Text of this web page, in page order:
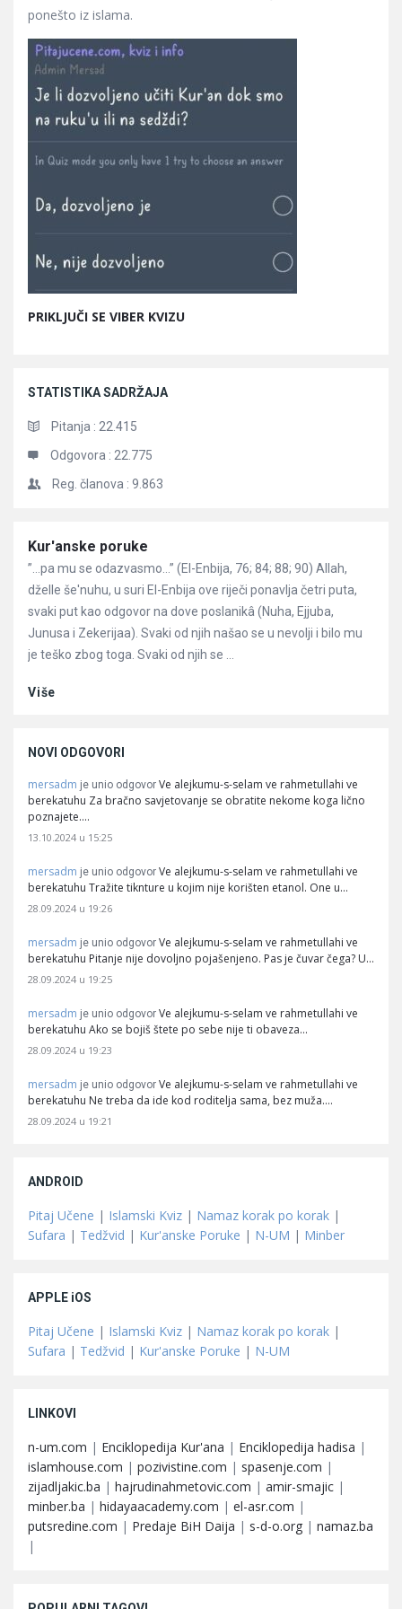
ponešto iz islama.
PRIKLJUČI SE VIBER KVIZU
STATISTIKA SADRŽAJA
Pitanja : 22.415
Odgovora : 22.775
Reg. članova : 9.863
Članci
Kur'anske poruke
”…pa mu se odazvasmo…” (El-Enbija, 76; 84; 88; 90) Allah,
dželle še'nuhu, u suri El-Enbija ove riječi ponavlja četri puta,
svaki put kao odgovor na dove poslanikâ (Nuha, Ejjuba,
Junusa i Zekerijaa). Svaki od njih našao se u nevolji i bilo mu
je teško zbog toga. Svaki od njih se ...
Više
NOVI ODGOVORI
mersadm je unio odgovor Ve alejkumu-s-selam ve rahmetullahi ve
berekatuhu Za bračno savjetovanje se obratite nekome koga lično
poznajete.…
13.10.2024 u 15:25
mersadm je unio odgovor Ve alejkumu-s-selam ve rahmetullahi ve
berekatuhu Tražite tiknture u kojim nije korišten etanol. One u…
28.09.2024 u 19:26
mersadm je unio odgovor Ve alejkumu-s-selam ve rahmetullahi ve
berekatuhu Pitanje nije dovoljno pojašenjeno. Pas je čuvar čega? U…
28.09.2024 u 19:25
mersadm je unio odgovor Ve alejkumu-s-selam ve rahmetullahi ve
berekatuhu Ako se bojiš štete po sebe nije ti obaveza…
28.09.2024 u 19:23
mersadm je unio odgovor Ve alejkumu-s-selam ve rahmetullahi ve
berekatuhu Ne treba da ide kod roditelja sama, bez muža.…
28.09.2024 u 19:21
ANDROID
Pitaj Učene | Islamski Kviz | Namaz korak po korak |
Sufara | Tedžvid | Kur'anske Poruke | N-UM | Minber
APPLE iOS
Pitaj Učene | Islamski Kviz | Namaz korak po korak |
Sufara | Tedžvid | Kur'anske Poruke | N-UM
LINKOVI
n-um.com | Enciklopedija Kur'ana | Enciklopedija hadisa |
islamhouse.com | pozivistine.com | spasenje.com |
zijadljakic.ba | hajrudinahmetovic.com | amir-smajic |
minber.ba | hidayaacademy.com | el-asr.com |
putsredine.com | Predaje BiH Daija | s-d-o.org | namaz.ba
|